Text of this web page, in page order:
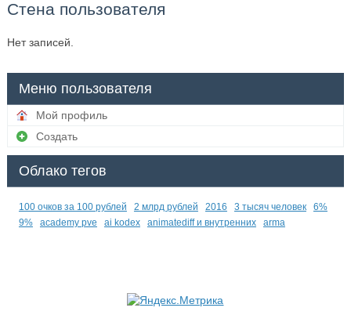
Стена пользователя
Нет записей.
Меню пользователя
Мой профиль
Создать
Облако тегов
100 очков за 100 рублей 2 млрд рублей 2016 3 тысяч человек
6%
9%
academy pve ai kodex animatediff и внутренних arma